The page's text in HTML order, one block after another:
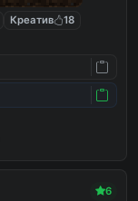
Креатив
18
6